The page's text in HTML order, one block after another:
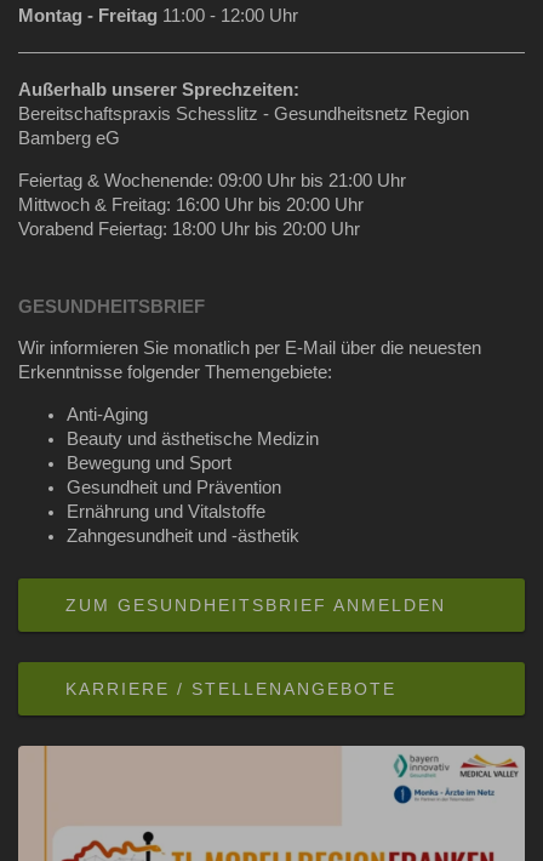
Montag - Freitag 11:00 - 12:00 Uhr
Außerhalb unserer Sprechzeiten:
Bereitschaftspraxis Schesslitz - Gesundheitsnetz Region
Bamberg eG
Feiertag & Wochenende: 09:00 Uhr bis 21:00 Uhr
Mittwoch & Freitag: 16:00 Uhr bis 20:00 Uhr
Vorabend Feiertag: 18:00 Uhr bis 20:00 Uhr
GESUNDHEITSBRIEF
Wir informieren Sie monatlich per E-Mail über die neuesten
Erkenntnisse folgender Themengebiete:
Anti-Aging
Beauty und ästhetische Medizin
Bewegung und Sport
Gesundheit und Prävention
Ernährung und Vitalstoffe
Zahngesundheit und -ästhetik
ZUM GESUNDHEITSBRIEF ANMELDEN
KARRIERE / STELLENANGEBOTE